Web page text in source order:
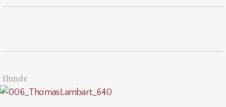
Hunde